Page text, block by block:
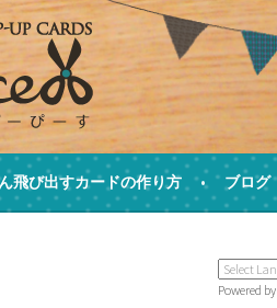
ぼーぴーす)
飛び出すカードの作り方 ブログ
Powered by